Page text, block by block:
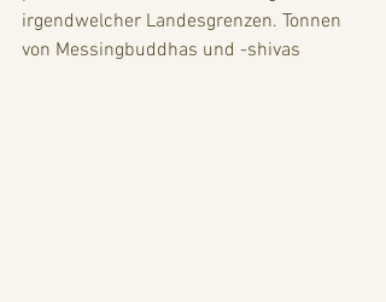
irgendwelcher Landesgrenzen. Tonnen
von Messingbuddhas und -shivas